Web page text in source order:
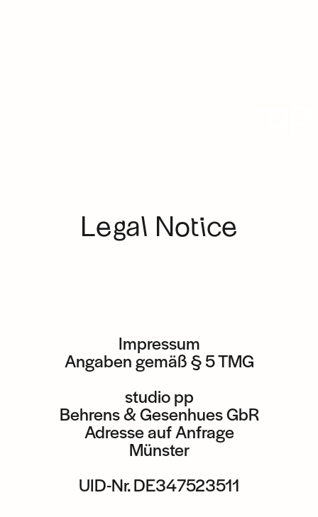
Legal Notice
Impressum
Angaben gemäß § 5 TMG
studio pp
Behrens & Gesenhues GbR
Adresse auf Anfrage
Münster
UID-Nr. DE347523511